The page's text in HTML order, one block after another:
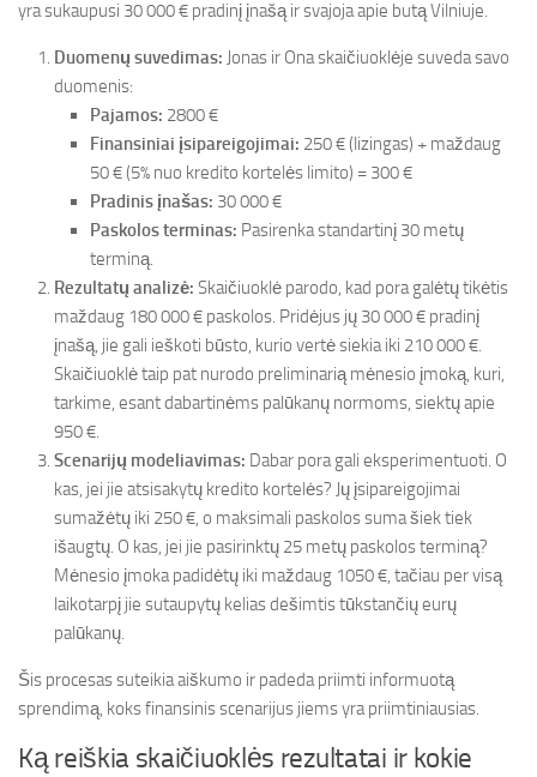
yra sukaupusi 30 000 € pradinį įnašą ir svajoja apie butą Vilniuje.
Duomenų suvedimas: Jonas ir Ona skaičiuoklėje suveda savo
duomenis:
Pajamos: 2800 €
Finansiniai įsipareigojimai: 250 € (lizingas) + maždaug
50 € (5% nuo kredito kortelės limito) = 300 €
Pradinis įnašas: 30 000 €
Paskolos terminas: Pasirenka standartinį 30 metų
terminą.
Rezultatų analizė: Skaičiuoklė parodo, kad pora galėtų tikėtis
maždaug 180 000 € paskolos. Pridėjus jų 30 000 € pradinį
įnašą, jie gali ieškoti būsto, kurio vertė siekia iki 210 000 €.
Skaičiuoklė taip pat nurodo preliminarią mėnesio įmoką, kuri,
tarkime, esant dabartinėms palūkanų normoms, siektų apie
950 €.
Scenarijų modeliavimas: Dabar pora gali eksperimentuoti. O
kas, jei jie atsisakytų kredito kortelės? Jų įsipareigojimai
sumažėtų iki 250 €, o maksimali paskolos suma šiek tiek
išaugtų. O kas, jei jie pasirinktų 25 metų paskolos terminą?
Mėnesio įmoka padidėtų iki maždaug 1050 €, tačiau per visą
laikotarpį jie sutaupytų kelias dešimtis tūkstančių eurų
palūkanų.
Šis procesas suteikia aiškumo ir padeda priimti informuotą
sprendimą, koks finansinis scenarijus jiems yra priimtiniausias.
Ką reiškia skaičiuoklės rezultatai ir kokie